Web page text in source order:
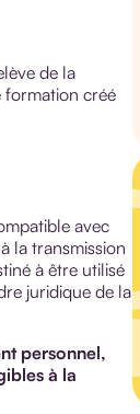
de la
formation créé
avec
la transmission
à être utilisé
juridique de la
personnel,
à la